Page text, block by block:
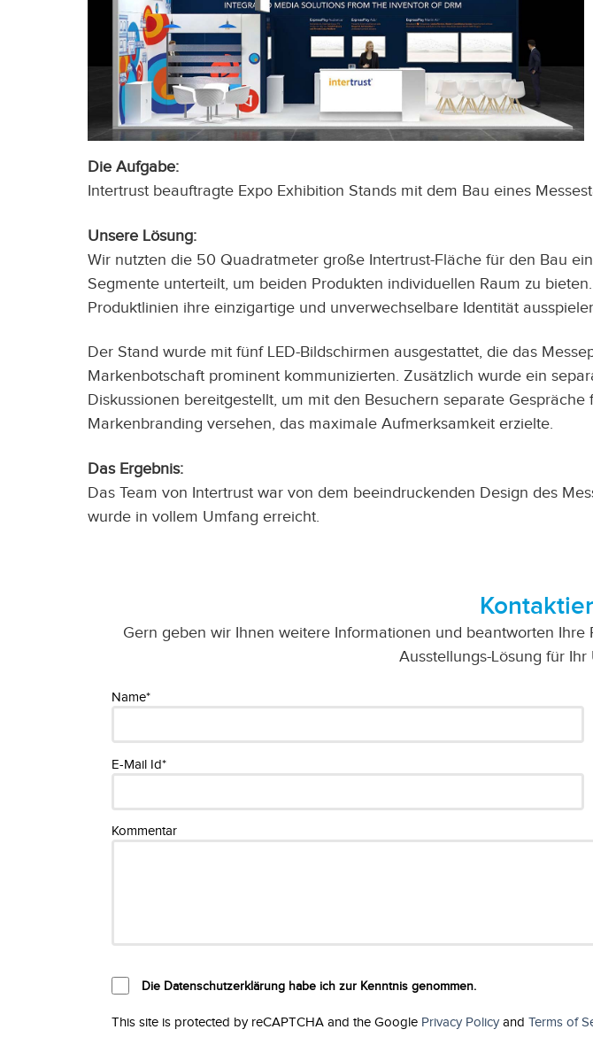
Die Aufgabe:
Intertrust beauftragte Expo Exhibition Stands mit dem Bau eines
Unsere Lösung:
Wir nutzten die 50 Quadratmeter große Intertrust-Fläche für den Bau
Segmente unterteilt, um beiden Produkten individuellen Raum zu
Produktlinien ihre einzigartige und unverwechselbare Identität
Der Stand wurde mit fünf LED-Bildschirmen ausgestattet, die das
Markenbotschaft prominent kommunizierten. Zusätzlich wurde ein
Diskussionen bereitgestellt, um mit den Besuchern separate
Markenbranding versehen, das maximale Aufmerksamkeit erzielte.
Das Ergebnis:
Das Team von Intertrust war von dem beeindruckenden Design des
wurde in vollem Umfang erreicht.
Gern geben wir Ihnen weitere Informationen und beantworten
Ausstellungs-Lösung für
Name*
E-Mail Id*
Kommentar
Die Datenschutzerklärung habe ich zur Kenntnis genommen.
This site is protected by reCAPTCHA and the Google Privacy Policyand Terms of